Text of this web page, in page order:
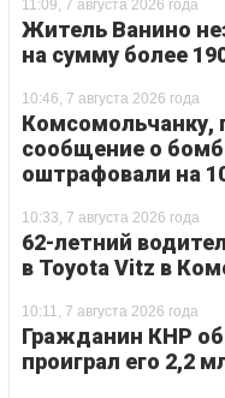
11:09, 7 августа 2026 года
Житель Ванино
на сумму более
10:46, 7 августа 2026 года
сообщение о
оштрафовали на
10:33, 7 августа 2026 года
62-летний
в Toyota Vitz в
10:11, 7 августа 2026 года
Гражданин КНР
проиграл его 2,2